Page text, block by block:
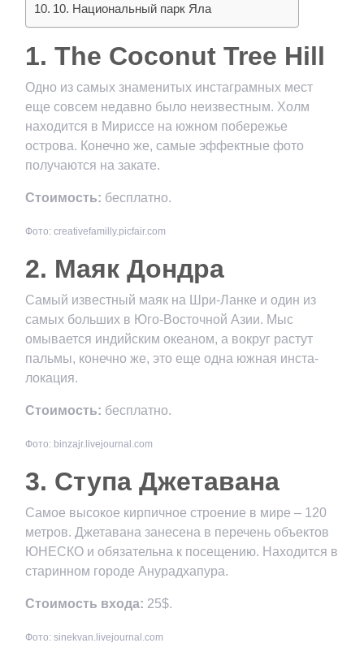
10. Национальный парк Яла
1. The Coconut Tree Hill
Одно из самых знаменитых инстаграмных мест
еще совсем недавно было неизвестным. Холм
находится в Мириссе на южном побережье
острова. Конечно же, самые эффектные фото
получаются на закате.
Стоимость: бесплатно.
Фото: creativefamilly.picfair.com
2. Маяк Дондра
Самый известный маяк на Шри-Ланке и один из
самых больших в Юго-Восточной Азии. Мыс
омывается индийским океаном, а вокруг растут
пальмы, конечно же, это еще одна южная инста-
локация.
Стоимость: бесплатно.
Фото: binzajr.livejournal.com
3. Ступа Джетавана
Самое высокое кирпичное строение в мире – 120
метров. Джетавана занесена в перечень объектов
ЮНЕСКО и обязательна к посещению. Находится в
старинном городе Анурадхапура.
Стоимость входа: 25$.
Фото: sinekvan.livejournal.com